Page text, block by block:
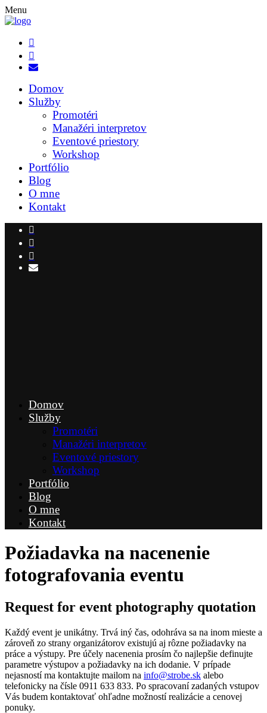
Menu
Domov
Služby
Promotéri
Manažéri interpretov
Eventové priestory
Workshop
Portfólio
Blog
O mne
Kontakt
Domov
Služby
Promotéri
Manažéri interpretov
Eventové priestory
Workshop
Portfólio
Blog
O mne
Kontakt
Požiadavka na nacenenie
fotografovania eventu
Request for event photography quotation
Každý event je unikátny. Trvá iný čas, odohráva sa na inom mieste a
zároveň zo strany organizátorov existujú aj rôzne požiadavky na
práce a výstupy. Pre účely nacenenia prosím čo najlepšie definujte
parametre výstupov a požiadavky na ich dodanie. V prípade
nejasností ma kontaktujte mailom na info@strobe.sk alebo
telefonicky na čísle 0911 633 833. Po spracovaní zadaných vstupov
Vás budem kontaktovať ohľadne možností realizácie a cenovej
ponuky.